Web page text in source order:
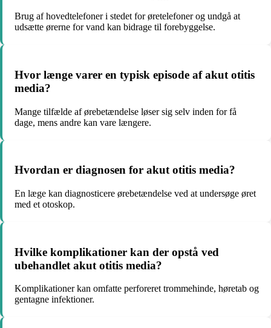
Brug af hovedtelefoner i stedet for øretelefoner og undgå at
udsætte ørerne for vand kan bidrage til forebyggelse.
Hvor længe varer en typisk episode af akut otitis
media?
Mange tilfælde af ørebetændelse løser sig selv inden for få
dage, mens andre kan vare længere.
Hvordan er diagnosen for akut otitis media?
En læge kan diagnosticere ørebetændelse ved at undersøge øret
med et otoskop.
Hvilke komplikationer kan der opstå ved
ubehandlet akut otitis media?
Komplikationer kan omfatte perforeret trommehinde, høretab og
gentagne infektioner.